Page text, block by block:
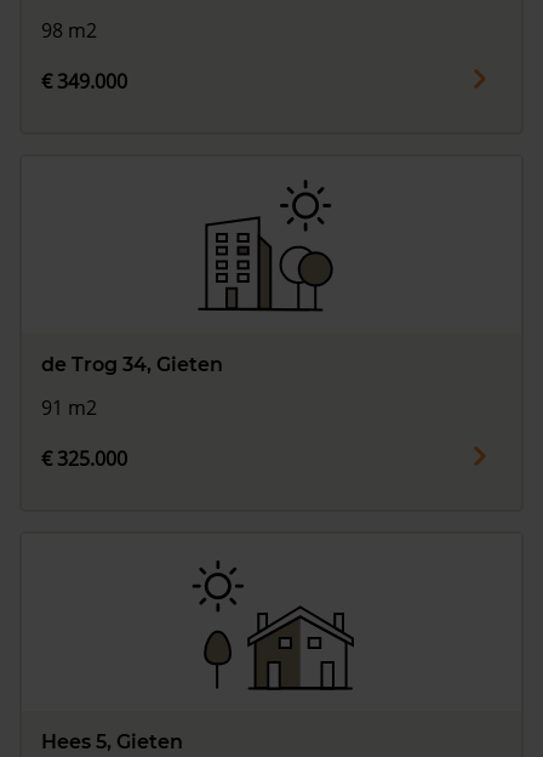
98 m2
€ 349.000
de Trog 34, Gieten
91 m2
€ 325.000
Hees 5, Gieten